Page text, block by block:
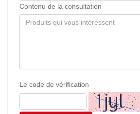
Contenu de la consultation
Le code de vérification